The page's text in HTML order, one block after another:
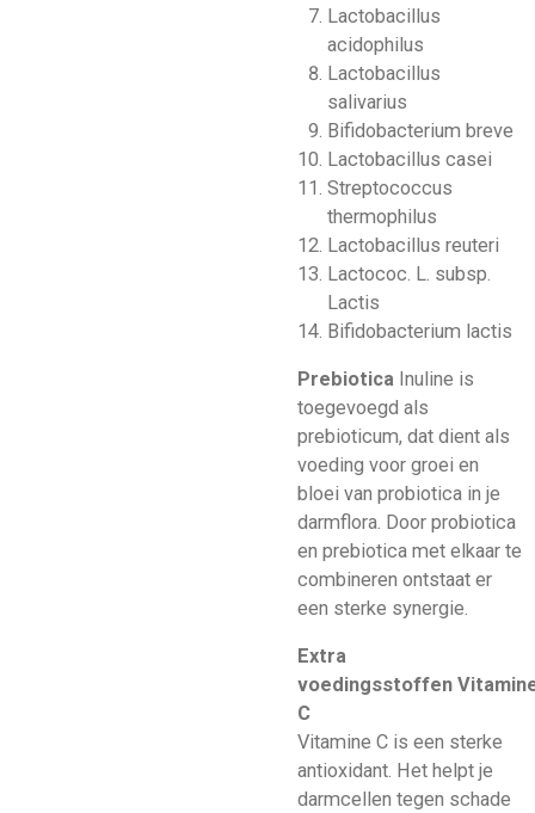
Lactobacillus
acidophilus
Lactobacillus
salivarius
Bifidobacterium breve
Lactobacillus casei
Streptococcus
thermophilus
Lactobacillus reuteri
Lactococ. L. subsp.
Lactis
Bifidobacterium lactis
Prebiotica Inuline is
toegevoegd als
prebioticum, dat dient als
voeding voor groei en
bloei van probiotica in je
darmflora. Door probiotica
en prebiotica met elkaar te
combineren ontstaat er
een sterke synergie.
Extra
voedingsstoffen
C
Vitamine C is een sterke
antioxidant. Het helpt je
darmcellen tegen schade